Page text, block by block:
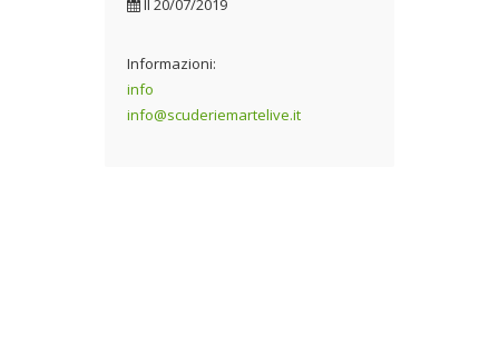
Il 20/07/2019
Informazioni:
info
info@scuderiemartelive.it